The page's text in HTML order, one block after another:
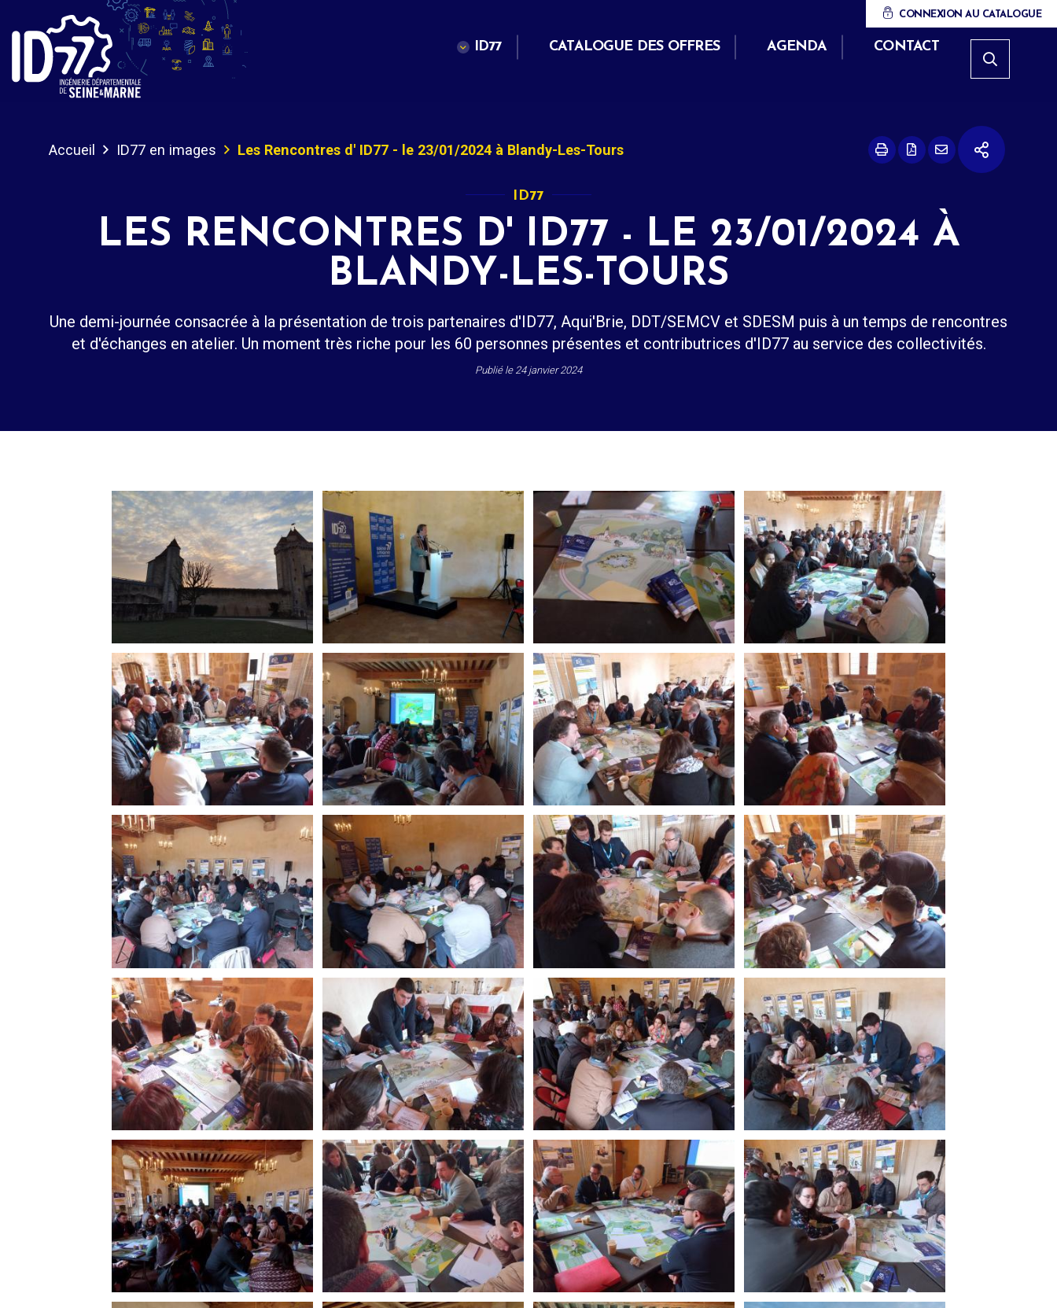
CONNEXION AU CATALOGUE
ID77 CATALOGUE DES OFFRES AGENDA CONTACT
Accueil ID77 en images Les Rencontres d' ID77 - le 23/01/2024 à Blandy-Les-Tours
ID77
LES RENCONTRES D' ID77 - LE 23/01/2024 À
BLANDY-LES-TOURS
Une demi-journée consacrée à la présentation de trois partenaires d'ID77, Aqui'Brie, DDT/SEMCV et SDESM puis à un temps de rencontres
et d'échanges en atelier. Un moment très riche pour les 60 personnes présentes et contributrices d'ID77 au service des collectivités.
Publié le 24 janvier 2024